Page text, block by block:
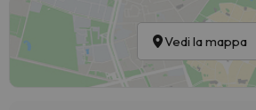
Vedi la mappa